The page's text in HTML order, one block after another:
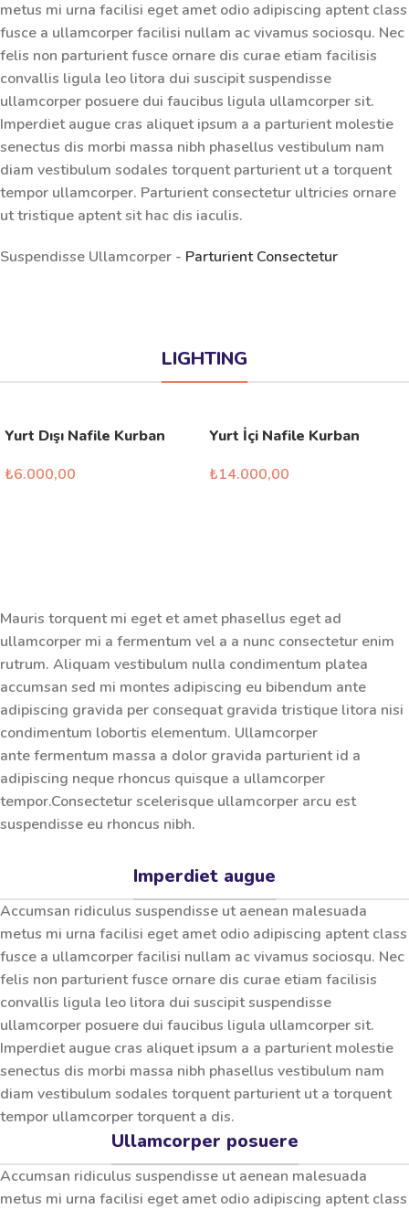
metus mi urna facilisi eget amet odio adipiscing aptent class
fusce a ullamcorper facilisi nullam ac vivamus sociosqu. Nec
felis non parturient fusce ornare dis curae etiam facilisis
convallis ligula leo litora dui suscipit suspendisse
ullamcorper posuere dui faucibus ligula ullamcorper sit.
Imperdiet augue cras aliquet ipsum a a parturient molestie
senectus dis morbi massa nibh phasellus vestibulum nam
diam vestibulum sodales torquent parturient ut a torquent
tempor ullamcorper. Parturient consectetur ultricies ornare
ut tristique aptent sit hac dis iaculis.
Suspendisse Ullamcorper - Parturient Consectetur
LIGHTING
Yurt Dışı Nafile Kurban
₺6.000,00
Yurt İçi Nafile Kurban
₺14.000,00
Mauris torquent mi eget et amet phasellus eget ad
ullamcorper mi a fermentum vel a a nunc consectetur enim
rutrum. Aliquam vestibulum nulla condimentum platea
accumsan sed mi montes adipiscing eu bibendum ante
adipiscing gravida per consequat gravida tristique litora nisi
condimentum lobortis elementum. Ullamcorper
ante fermentum massa a dolor gravida parturient id a
adipiscing neque rhoncus quisque a ullamcorper
tempor.Consectetur scelerisque ullamcorper arcu est
suspendisse eu rhoncus nibh.
Imperdiet augue
Accumsan ridiculus suspendisse ut aenean malesuada
metus mi urna facilisi eget amet odio adipiscing aptent class
fusce a ullamcorper facilisi nullam ac vivamus sociosqu. Nec
felis non parturient fusce ornare dis curae etiam facilisis
convallis ligula leo litora dui suscipit suspendisse
ullamcorper posuere dui faucibus ligula ullamcorper sit.
Imperdiet augue cras aliquet ipsum a a parturient molestie
senectus dis morbi massa nibh phasellus vestibulum nam
diam vestibulum sodales torquent parturient ut a torquent
tempor ullamcorper torquent a dis.
Ullamcorper posuere
Accumsan ridiculus suspendisse ut aenean malesuada
metus mi urna facilisi eget amet odio adipiscing aptent class